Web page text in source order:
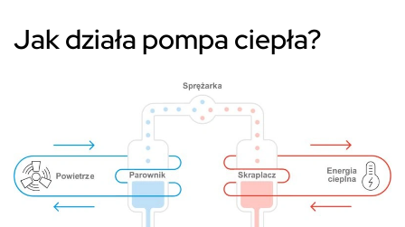
Jak działa pompa ciepła?